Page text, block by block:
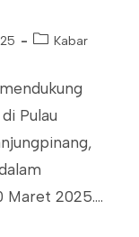
PostKabar
Pulau
Maret 2025.…